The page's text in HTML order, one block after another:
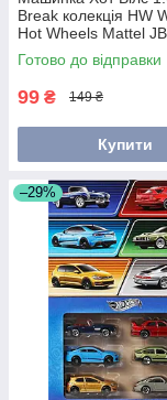
Break колекція HW
Hot Wheels Mattel
Готово до відправки
99 ₴ 149 ₴
Купити
–29%